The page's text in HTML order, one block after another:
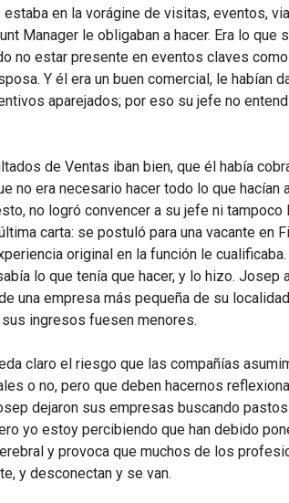
en la vorágine de visitas, eventos,
Manager le obligaban a hacer. Era lo que
no estar presente en eventos claves
Y él era un buen comercial, le habían
aparejados; por eso su jefe no
de Ventas iban bien, que él había
no era necesario hacer todo lo que
no logró convencer a su jefe ni
carta: se postuló para una vacante en
original en la función le
lo que tenía que hacer, y lo hizo.
una empresa más pequeña de su
ingresos fuesen menores.
claro el riesgo que las compañías
o no, pero que deben hacernos
dejaron sus empresas buscando
yo estoy percibiendo que han debido
y provoca que muchos de los
y desconectan y se van.